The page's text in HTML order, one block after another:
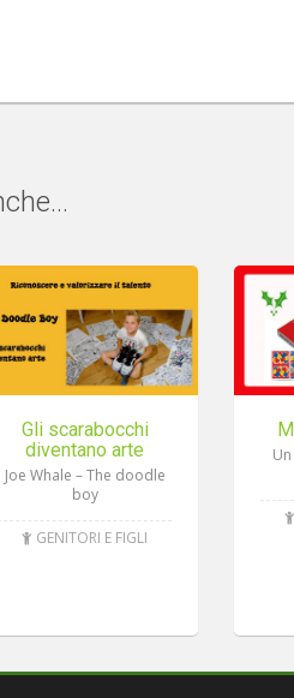
Gli scarabocchi
diventano arte
Joe Whale – The doodle
boy
GENITORI E FIGLI